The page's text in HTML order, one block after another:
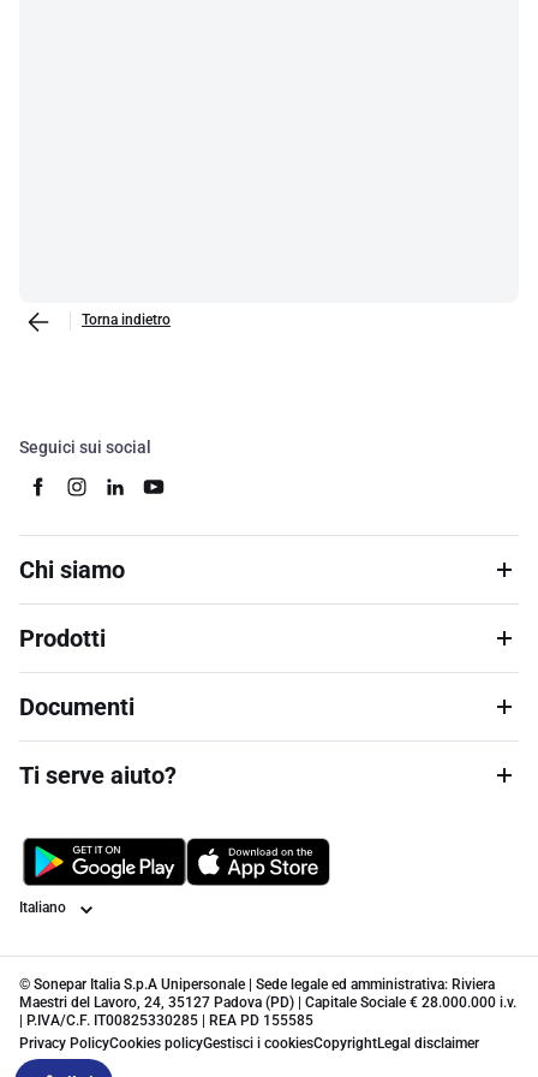
Torna indietro
Seguici sui social
Chi siamo
Prodotti
Documenti
Ti serve aiuto?
Lingua
© Sonepar Italia S.p.A Unipersonale | Sede legale ed amministrativa: Riviera
Maestri del Lavoro, 24, 35127 Padova (PD) | Capitale Sociale € 28.000.000 i.v.
| P.IVA/C.F. IT00825330285 | REA PD 155585
Privacy PolicyCookies policyGestisci i cookiesCopyrightLegal disclaimer